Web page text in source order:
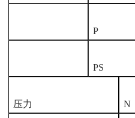
P
PS
压力 N